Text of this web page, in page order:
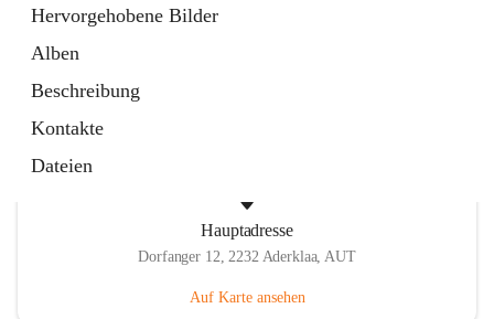
Hervorgehobene Bilder
Alben
Beschreibung
Kontakte
Dateien
3 Schnellzugriffe
Hauptadresse
Dorfanger 12, 2232 Aderklaa, AUT
Auf Karte ansehen